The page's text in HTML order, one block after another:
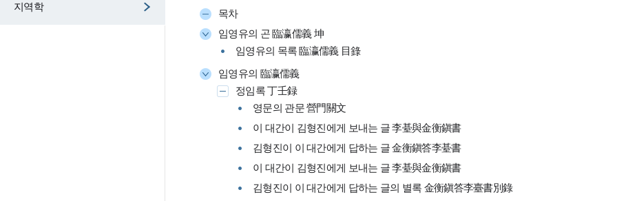
지역학
목차
임영유의 곤 臨瀛儒義 坤
임영유의 목록 臨瀛儒義 目錄
임영유의 臨瀛儒義
정임록 丁壬録
영문의 관문 營門關文
이 대간이 김형진에게 보내는 글 李䑓與金衡鎭書
김형진이 이 대간에게 답하는 글 金衡鎭答李䑓書
이 대간이 김형진에게 보내는 글 李䑓與金衡鎭書
김형진이 이 대간에게 답하는 글의 별록 金衡鎭答李臺書別錄